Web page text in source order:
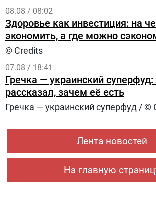
08.08 / 08:02
Здоровье как инвестиция: на
экономить, а где можно
© Credits
07.08 / 18:41
Гречка — украинский суперфуд:
рассказал, зачем её есть
Гречка — украинский суперфуд / ©
Лента новостей
На главную